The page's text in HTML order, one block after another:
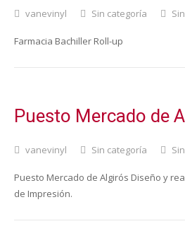
vanevinyl Sin categoría
Farmacia Bachiller Roll-up
Puesto Mercado de
vanevinyl Sin categoría
Puesto Mercado de Algirós Diseño y
de Impresión.